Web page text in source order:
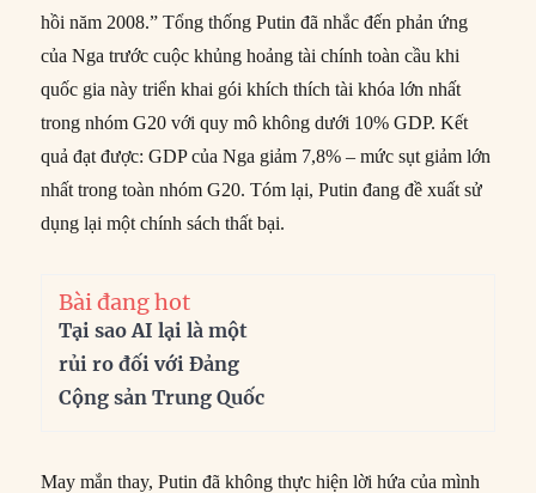
hồi năm 2008.” Tổng thống Putin đã nhắc đến phản ứng
của Nga trước cuộc khủng hoảng tài chính toàn cầu khi
quốc gia này triển khai gói khích thích tài khóa lớn nhất
trong nhóm G20 với quy mô không dưới 10% GDP. Kết
quả đạt được: GDP của Nga giảm 7,8% – mức sụt giảm lớn
nhất trong toàn nhóm G20. Tóm lại, Putin đang đề xuất sử
dụng lại một chính sách thất bại.
Bài đang hot
Tại sao AI lại là một
rủi ro đối với Đảng
Cộng sản Trung Quốc
May mắn thay, Putin đã không thực hiện lời hứa của mình